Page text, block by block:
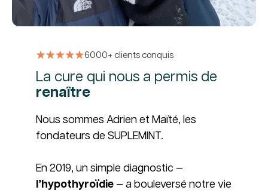
6000+ clients conquis
La cure qui nous a permis de
renaître
Nous sommes Adrien et Maïté, les
fondateurs de SUPLEMINT.
En 2019, un simple diagnostic —
l’hypothyroïdie — a bouleversé notre vie